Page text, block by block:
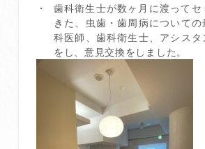
歯科衛生士が数ヶ月に渡って
きた、虫歯・歯周病について
科医師、歯科衛生士、アシス
をし、意見交換をしました。